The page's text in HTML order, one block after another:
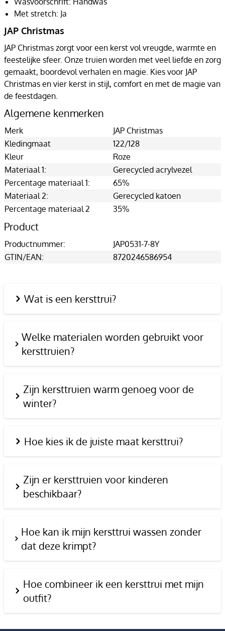
Met stretch: Ja
JAP Christmas
JAP Christmas zorgt voor een kerst vol vreugde, warmte en
feestelijke sfeer. Onze truien worden met veel liefde en zorg
gemaakt, boordevol verhalen en magie. Kies voor JAP
Christmas en vier kerst in stijl, comfort en met de magie van
de feestdagen.
Algemene kenmerken
Merk
JAP Christmas
Kledingmaat
122/128
Kleur
Roze
Materiaal 1:
Gerecycled acrylvezel
Percentage materiaal 1:
65%
Materiaal 2:
Gerecycled katoen
Percentage materiaal 2
35%
Product
Productnummer:
JAP0531-7-8Y
GTIN/EAN:
8720246586954
Wat is een kersttrui?
Welke materialen worden gebruikt voor
kersttruien?
Zijn kersttruien warm genoeg voor de
winter?
Hoe kies ik de juiste maat kersttrui?
Zijn er kersttruien voor kinderen
beschikbaar?
Hoe kan ik mijn kersttrui wassen zonder
dat deze krimpt?
Hoe combineer ik een kersttrui met mijn
outfit?